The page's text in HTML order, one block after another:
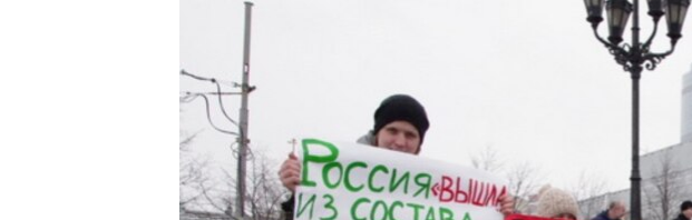
ПОДПИШИТЕСЬ НА РАССЫЛКУ